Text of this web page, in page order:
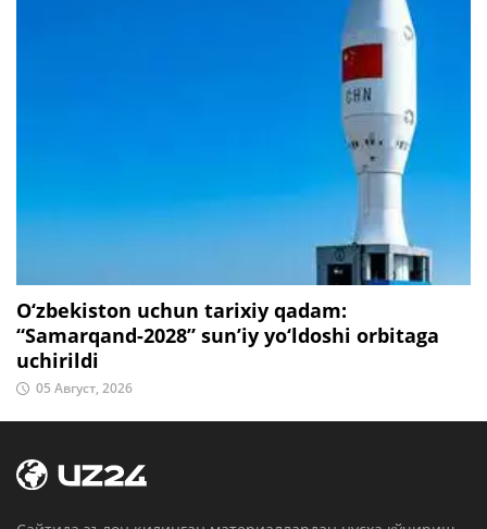
O‘zbekiston uchun tarixiy qadam:
“Samarqand-2028” sun’iy yo‘ldoshi orbitaga
uchirildi
05 Август, 2026